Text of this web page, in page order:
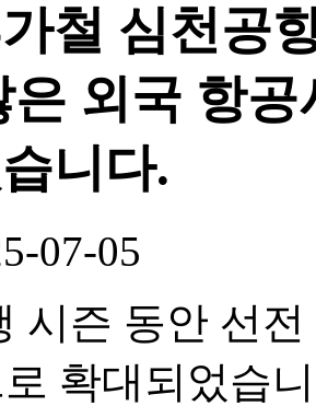
철 심천공
은 외국 항
니다.
07-05
시즌 동안 선
확대되었습